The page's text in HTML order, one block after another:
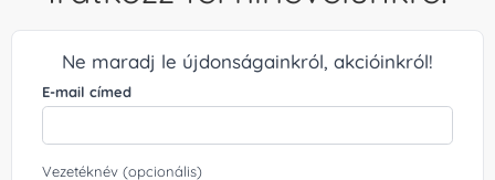
Ne maradj le újdonságainkról, akcióinkról!
E-mail címed
Vezetéknév (opcionális)